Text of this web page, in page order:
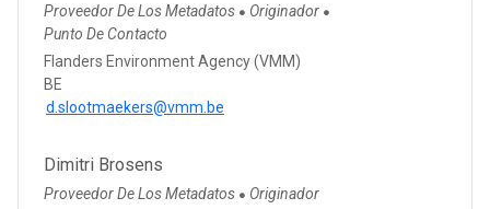
Proveedor De Los Metadatos ● Originador ●
Punto De Contacto
Flanders Environment Agency (VMM)
BE
d.slootmaekers@vmm.be
Dimitri Brosens
Proveedor De Los Metadatos ● Originador